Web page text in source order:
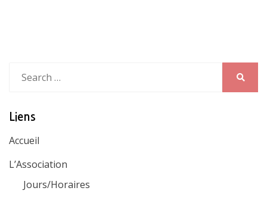
for:
Liens
Accueil
L’Association
Jours/Horaires